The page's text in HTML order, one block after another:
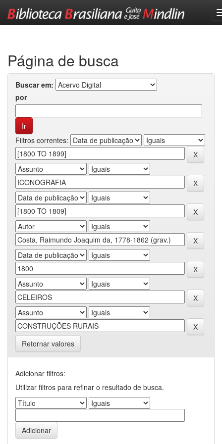
Página de busca
Buscar em:
por
Filtros correntes:
Retornar valores
Adicionar filtros:
Utilizar filtros para refinar o resultado de busca.